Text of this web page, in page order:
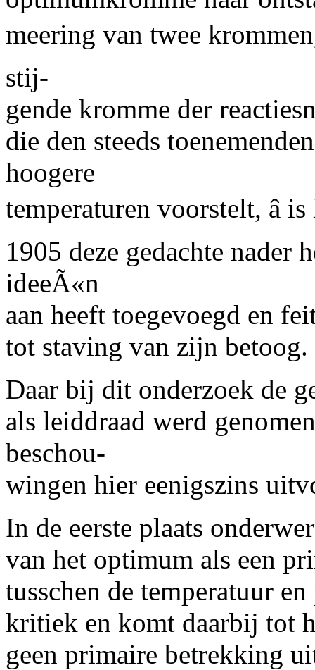
meering van twee kromme
stij-
gende kromme der
die den steeds
hoogere
temperaturen voorstelt, â
1905 deze gedachte nader
ideeÃ«n
aan heeft toegevoegd en
tot staving van zijn betoog.
Daar bij dit onderzoek de
als leiddraad werd
beschou-
wingen hier eenigszins
In de eerste plaats
van het optimum als een
tusschen de temperatuur
kritiek en komt daarbij tot
geen primaire betrekking